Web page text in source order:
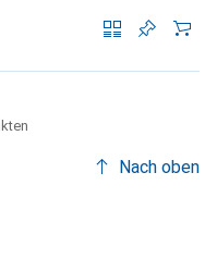
Nach oben